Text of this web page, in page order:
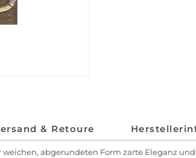
& Retoure
abgerundeten Form zarte Eleganz